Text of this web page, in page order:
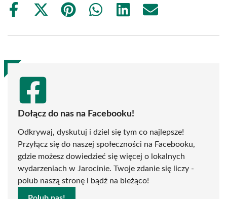
Share
Share
(Twitter)
Share
Share
Share
Share
Dołącz do nas na Facebooku!
Odkrywaj, dyskutuj i dziel się tym co najlepsze!
Przyłącz się do naszej społeczności na Facebooku,
gdzie możesz dowiedzieć się więcej o lokalnych
wydarzeniach w Jarocinie. Twoje zdanie się liczy -
polub naszą stronę i bądź na bieżąco!